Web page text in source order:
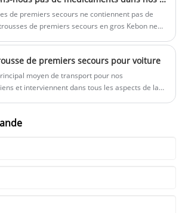
de premiers secours ne contiennent pas de
de premiers secours en gros Kebon ne
de premiers secours pour voiture
moyen de transport pour nos
et interviennent dans tous les aspects de la
que les véhicules embarquent des trousses